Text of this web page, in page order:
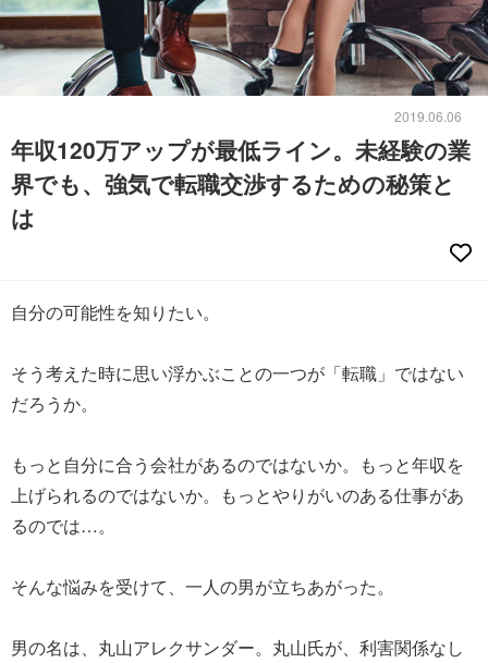
2019.06.06
年収120万アップが最低ライン。未経験の業
界でも、強気で転職交渉するための秘策と
は
自分の可能性を知りたい。
そう考えた時に思い浮かぶことの一つが「転職」ではない
だろうか。
もっと自分に合う会社があるのではないか。もっと年収を
上げられるのではないか。もっとやりがいのある仕事があ
るのでは…。
そんな悩みを受けて、一人の男が立ちあがった。
男の名は、丸山アレクサンダー。丸山氏が、利害関係なし